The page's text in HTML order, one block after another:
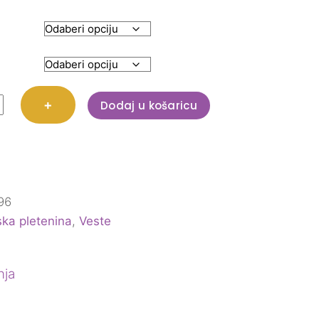
+ Dodaj u košaricu
pletenina,Veste